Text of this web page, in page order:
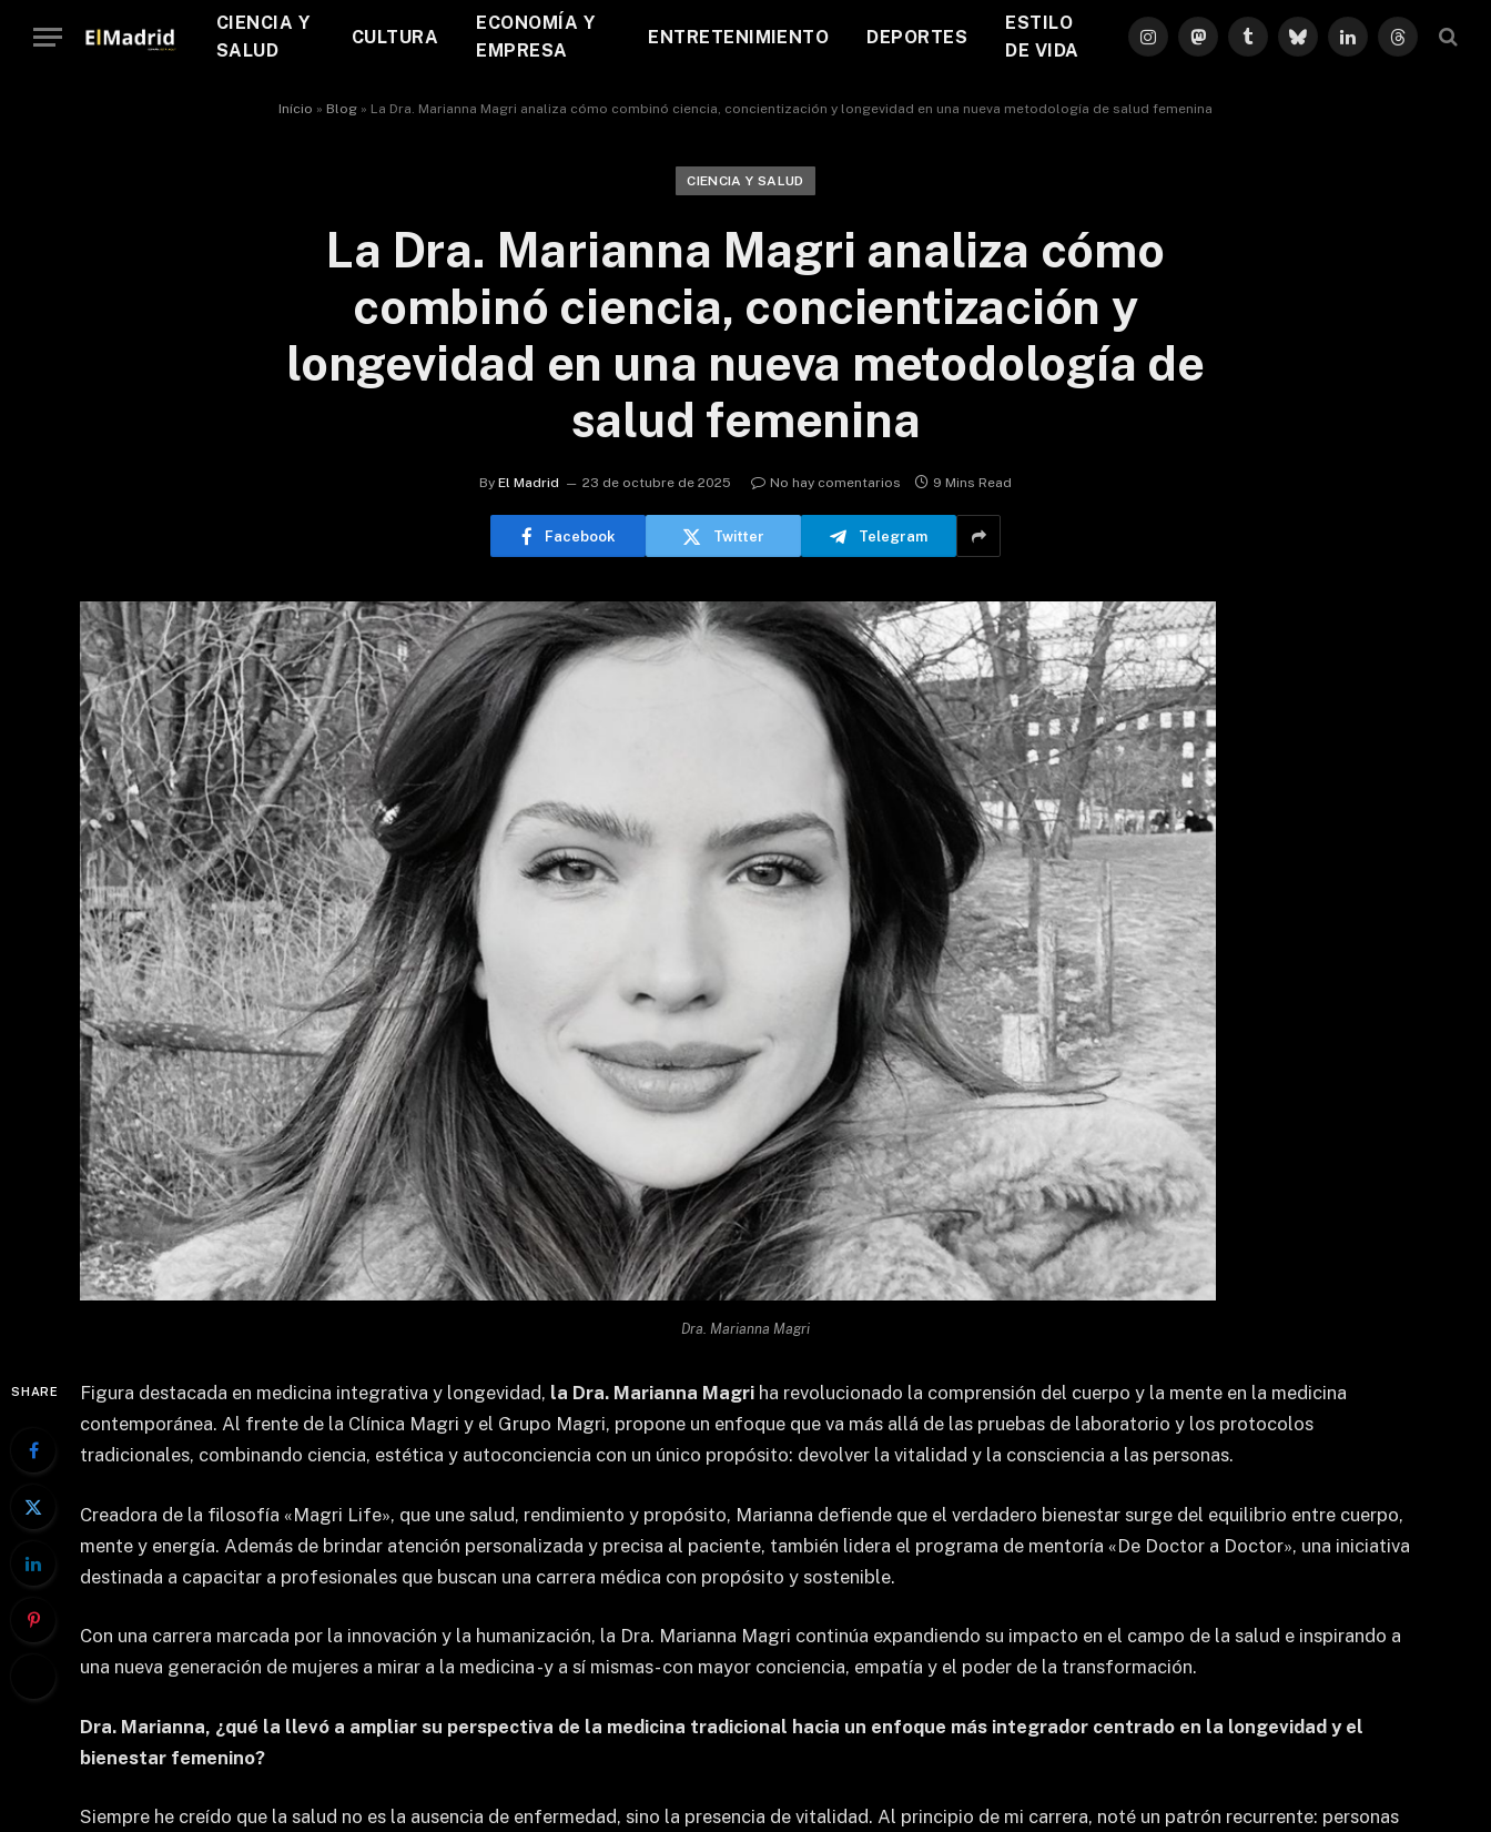
CIENCIA Y
SALUD
CULTURA
ECONOMÍA Y
EMPRESA
ENTRETENIMIENTO DEPORTES
ESTILO
DE VIDA
InstagramMastodonTumblrBlueskyLinkedInThreads
Início » Blog » La Dra. Marianna Magri analiza cómo combinó ciencia, concientización y longevidad en una nueva metodología de salud femenina
CIENCIA Y SALUD
La Dra. Marianna Magri analiza cómo
combinó ciencia, concientización y
longevidad en una nueva metodología de
salud femenina
By El Madrid 23 de octubre de 2025 No hay comentarios 9 Mins Read
Facebook Twitter Telegram
Dra. Marianna Magri
SHARE Figura destacada en medicina integrativa y longevidad, la Dra. Marianna Magri ha revolucionado la comprensión del cuerpo y la mente en la medicina
contemporánea. Al frente de la Clínica Magri y el Grupo Magri, propone un enfoque que va más allá de las pruebas de laboratorio y los protocolos
tradicionales, combinando ciencia, estética y autoconciencia con un único propósito: devolver la vitalidad y la consciencia a las personas.
Creadora de la filosofía «Magri Life», que une salud, rendimiento y propósito, Marianna defiende que el verdadero bienestar surge del equilibrio entre cuerpo,
mente y energía. Además de brindar atención personalizada y precisa al paciente, también lidera el programa de mentoría «De Doctor a Doctor», una iniciativa
destinada a capacitar a profesionales que buscan una carrera médica con propósito y sostenible.
Con una carrera marcada por la innovación y la humanización, la Dra. Marianna Magri continúa expandiendo su impacto en el campo de la salud e inspirando a
una nueva generación de mujeres a mirar a la medicina -y a sí mismas- con mayor conciencia, empatía y el poder de la transformación.
Dra. Marianna, ¿qué la llevó a ampliar su perspectiva de la medicina tradicional hacia un enfoque más integrador centrado en la longevidad y el
bienestar femenino?
Siempre he creído que la salud no es la ausencia de enfermedad, sino la presencia de vitalidad. Al principio de mi carrera, noté un patrón recurrente: personas